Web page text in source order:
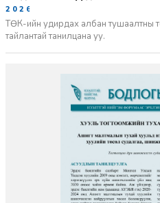
2026-06-02
ТӨК-ийн удирдах албан тушаалтны
тайлантай танилцана уу.